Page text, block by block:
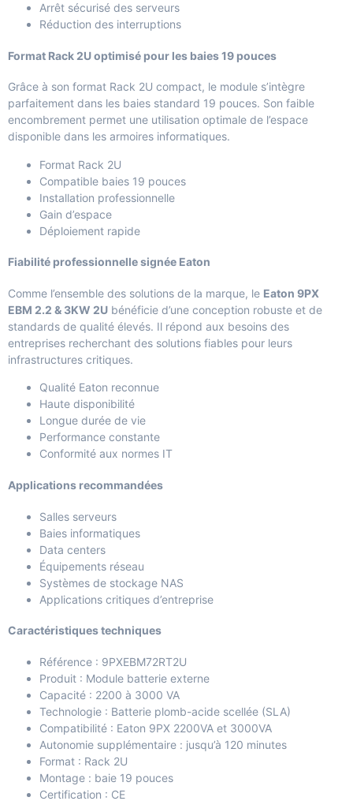
Arrêt sécurisé des serveurs
Réduction des interruptions
Format Rack 2U optimisé pour les baies 19 pouces
Grâce à son format Rack 2U compact, le module s’intègre
parfaitement dans les baies standard 19 pouces. Son faible
encombrement permet une utilisation optimale de l’espace
disponible dans les armoires informatiques.
Format Rack 2U
Compatible baies 19 pouces
Installation professionnelle
Gain d’espace
Déploiement rapide
Fiabilité professionnelle signée Eaton
Comme l’ensemble des solutions de la marque, le Eaton 9PX
EBM 2.2 & 3KW 2U bénéficie d’une conception robuste et de
standards de qualité élevés. Il répond aux besoins des
entreprises recherchant des solutions fiables pour leurs
infrastructures critiques.
Qualité Eaton reconnue
Haute disponibilité
Longue durée de vie
Performance constante
Conformité aux normes IT
Applications recommandées
Salles serveurs
Baies informatiques
Data centers
Équipements réseau
Systèmes de stockage NAS
Applications critiques d’entreprise
Caractéristiques techniques
Référence : 9PXEBM72RT2U
Produit : Module batterie externe
Capacité : 2200 à 3000 VA
Technologie : Batterie plomb-acide scellée (SLA)
Compatibilité : Eaton 9PX 2200VA et 3000VA
Autonomie supplémentaire : jusqu’à 120 minutes
Format : Rack 2U
Montage : baie 19 pouces
Certification : CE